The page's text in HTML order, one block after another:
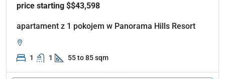
price starting $$43,598
apartament z 1 pokojem w Panorama Hills Resort
1 1 55 to 85 sqm